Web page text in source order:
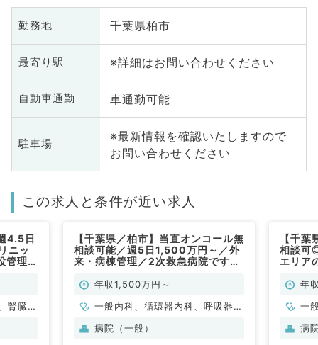
勤務地 千葉県柏市
最寄り駅 ※詳細はお問い合わせください
自動車通勤 車通勤可能
駐車場
※最新情報を確認いたしますので
お問い合わせください
この求人と条件が近い求人
4.5日
ニッ
管理の
腎臓内
【千葉県／柏市】当直オンコール無
相談可能／週5日1,500万円～／外
来・病棟管理／2次救急病院です
年収1,500万円～
一般内科、循環器内科、呼吸器内
科、消化器内科、内分泌・代謝内
病院（一般）
【千
相談可
エリア
般外年
一
科
病